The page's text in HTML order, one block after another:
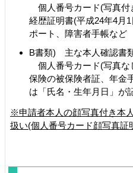
個人番号カード(写真付
経歴証明書(平成24年4月
ポート、障害者手帳など
B書類) 主な本人確認書
個人番号カード(写真な
保険の被保険者証、年金
は「氏名・生年月日」が
※申請者本人の顔写真付き本
扱い(個人番号カード顔写真証